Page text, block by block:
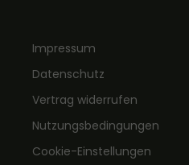
Impressum
Datenschutz
Vertrag widerrufen
Nutzungsbedingungen
Cookie-Einstellungen